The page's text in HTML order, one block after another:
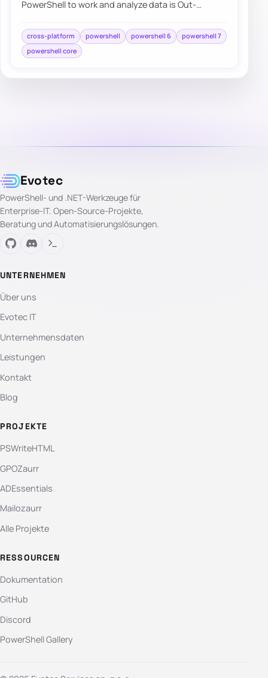
PowerShell to work and analyze data is Out-
have th…
cross-platform powershell powershell 6
powershell 7
powershell core
Evotec
PowerShell- und .NET-Werkzeuge für
Enterprise-IT. Open-Source-Projekte,
Beratung und Automatisierungslösungen.
UNTERNEHMEN
Über uns
Evotec IT
Unternehmensdaten
Leistungen
Kontakt
Blog
PROJEKTE
PSWriteHTML
GPOZaurr
ADEssentials
Mailozaurr
Alle Projekte
RESSOURCEN
Dokumentation
GitHub
Discord
PowerShell Gallery